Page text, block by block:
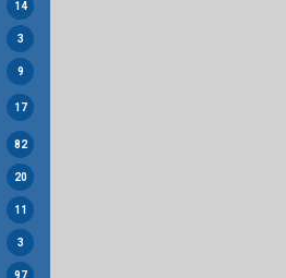
14
3
9
17
82
20
11
3
97